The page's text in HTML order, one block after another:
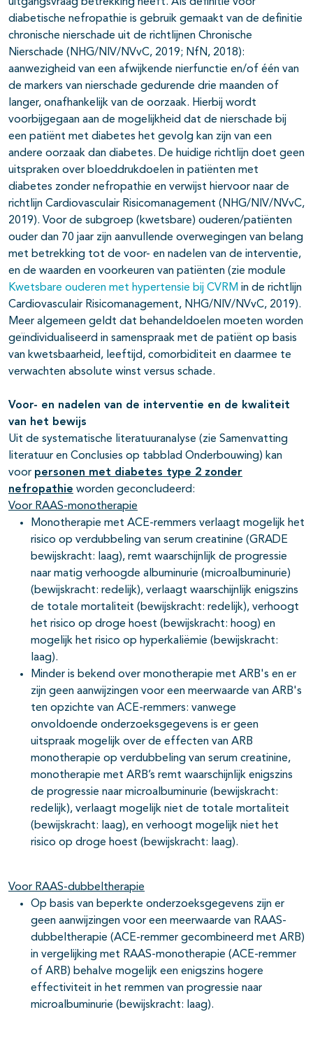
diabetische nefropathie is gebruik gemaakt van de definitie
chronische nierschade uit de richtlijnen Chronische
Nierschade (NHG/NIV/NVvC, 2019; NfN, 2018):
aanwezigheid van een afwijkende nierfunctie en/of één van
de markers van nierschade gedurende drie maanden of
langer, onafhankelijk van de oorzaak. Hierbij wordt
voorbijgegaan aan de mogelijkheid dat de nierschade bij
een patiënt met diabetes het gevolg kan zijn van een
andere oorzaak dan diabetes. De huidige richtlijn doet geen
uitspraken over bloeddrukdoelen in patiënten met
diabetes zonder nefropathie en verwijst hiervoor naar de
richtlijn Cardiovasculair Risicomanagement (NHG/NIV/NVvC,
2019). Voor de subgroep (kwetsbare) ouderen/patiënten
ouder dan 70 jaar zijn aanvullende overwegingen van belang
met betrekking tot de voor- en nadelen van de interventie,
en de waarden en voorkeuren van patiënten (zie module
Kwetsbare ouderen met hypertensie bij CVRM in de richtlijn
Cardiovasculair Risicomanagement, NHG/NIV/NVvC, 2019).
Meer algemeen geldt dat behandeldoelen moeten worden
geïndividualiseerd in samenspraak met de patiënt op basis
van kwetsbaarheid, leeftijd, comorbiditeit en daarmee te
verwachten absolute winst versus schade.
Voor- en nadelen van de interventie en de kwaliteit
van het bewijs
Uit de systematische literatuuranalyse (zie Samenvatting
literatuur en Conclusies op tabblad Onderbouwing) kan
voor personen met diabetes type 2 zonder
nefropathie worden geconcludeerd:
Voor RAAS-monotherapie
Monotherapie met ACE-remmers verlaagt mogelijk het
risico op verdubbeling van serum creatinine (GRADE
bewijskracht: laag), remt waarschijnlijk de progressie
naar matig verhoogde albuminurie (microalbuminurie)
(bewijskracht: redelijk), verlaagt waarschijnlijk enigszins
de totale mortaliteit (bewijskracht: redelijk), verhoogt
het risico op droge hoest (bewijskracht: hoog) en
mogelijk het risico op hyperkaliëmie (bewijskracht:
laag).
Minder is bekend over monotherapie met ARB's en er
zijn geen aanwijzingen voor een meerwaarde van ARB's
ten opzichte van ACE-remmers: vanwege
onvoldoende onderzoeksgegevens is er geen
uitspraak mogelijk over de effecten van ARB
monotherapie op verdubbeling van serum creatinine,
monotherapie met ARB’s remt waarschijnlijk enigszins
de progressie naar microalbuminurie (bewijskracht:
redelijk), verlaagt mogelijk niet de totale mortaliteit
(bewijskracht: laag), en verhoogt mogelijk niet het
risico op droge hoest (bewijskracht: laag).
Voor RAAS-dubbeltherapie
Op basis van beperkte onderzoeksgegevens zijn er
geen aanwijzingen voor een meerwaarde van RAAS-
dubbeltherapie (ACE-remmer gecombineerd met ARB)
in vergelijking met RAAS-monotherapie (ACE-remmer
of ARB) behalve mogelijk een enigszins hogere
effectiviteit in het remmen van progressie naar
microalbuminurie (bewijskracht: laag).